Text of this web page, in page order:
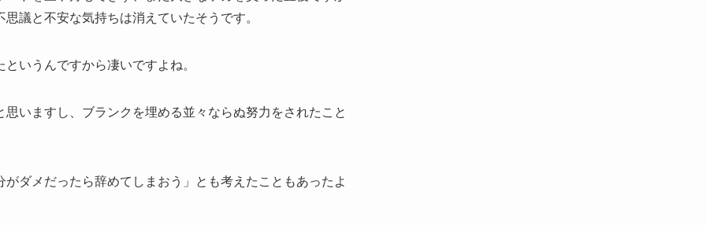
議と不安な気持ちは消えていたそうです。
いうんですから凄いですよね。
いますし、ブランクを埋める並々ならぬ努力をされたこと
ダメだったら辞めてしまおう」とも考えたこともあったよ